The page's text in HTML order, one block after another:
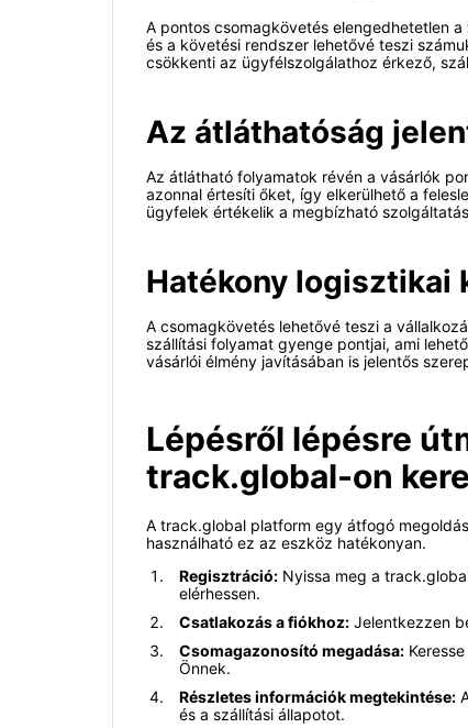
A pontos csomagkövetés elengedhetetlen
és a követési rendszer lehetővé teszi
csökkenti az ügyfélszolgálathoz érkező,
Az átláthatóság
Az átlátható folyamatok révén a vásárlók
azonnal értesíti őket, így elkerülhető a
ügyfelek értékelik a megbízható
Hatékony logisztikai
A csomagkövetés lehetővé teszi a
szállítási folyamat gyenge pontjai, ami
vásárlói élmény javításában is jelentős
Lépésről lépésre
track.global-on
A track.global platform egy átfogó
használható ez az eszköz hatékonyan.
Regisztráció: Nyissa meg a
elérhessen.
Csatlakozás a fiókhoz: Jelentkezzen
Csomagazonosító megadása:
Önnek.
Részletes információk megtekintése:
és a szállítási állapotot.